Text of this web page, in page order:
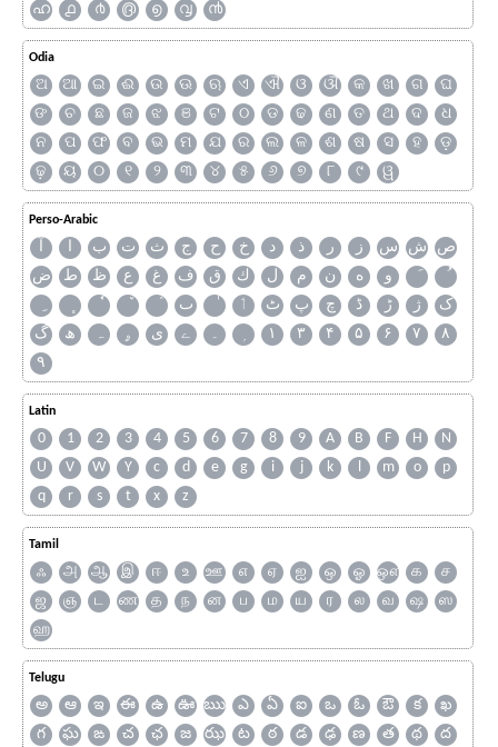
ഹ
൧ ൪ ൫ ൭ ൮ ൯
Odia
ଅ ଆ ଇ ଈ ଉ ଊ ଋ ଏ ଐ ଓ ଔ କ ଖ ଗ
ଘ
ଙ
ଚ ଛ ଜ ଝ ଞ ଟ ଠ ଡ ଢ ଣ ତ ଥ ଦ
ଧ
ନ
ପ ଫ ବ ଭ ମ ଯ ର ଲ ଳ ଶ ଷ ସ ହ
ଡ଼
ଢ଼
ୟ ୦ ୧ ୨ ୩ ୪ ୫ ୬ ୭ ୮ ୯ ୱ
Perso-Arabic
آ ا ب ت ث ج ح خ د ذ ر ز س ش ص
ض
ط ظ ع غ ف ق ك ل م ن ه
و
ٮ
ٲ ٹ پ چ ڈ ڑ ژ
ک
گ
ھ ہ ۄ ی ے ۔ ۱ ۳ ۴ ۵ ۶ ۷
۸
۹
Latin
0 1 2 3 4 5 6 7 8 9 A B F H
N
U
V W Y c d e g i j k l m o
p
q
r s t x z
Tamil
ஃ அ ஆ இ ஈ உ ஊ எ ஏ ஐ ஒ ஓ ஔ க
ச
ஜ
ஞ ட ண த ந ன ப ம ய ர ல வ ஷ
ஸ
ஹ
Telugu
అ ఆ ఇ ఈ ఉ ఊ ఋ ఎ ఏ ఐ ఒ ఓ ఔ క
ఖ
గ
ఘ ఙ చ ఛ జ ఝ ట ఠ డ ఢ ణ త థ
ద